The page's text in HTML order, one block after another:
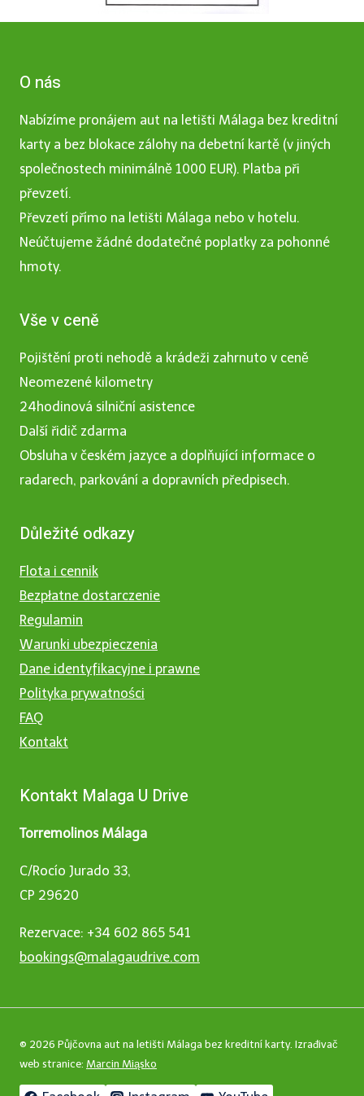
O nás
Nabízíme pronájem aut na letišti Málaga bez kreditní
karty a bez blokace zálohy na debetní kartě (v jiných
společnostech minimálně 1000 EUR). Platba při
převzetí.
Převzetí přímo na letišti Málaga nebo v hotelu.
Neúčtujeme žádné dodatečné poplatky za pohonné
hmoty.
Vše v ceně
Pojištění proti nehodě a krádeži zahrnuto v ceně
Neomezené kilometry
24hodinová silniční asistence
Další řidič zdarma
Obsluha v českém jazyce a doplňující informace o
radarech, parkování a dopravních předpisech.
Důležité odkazy
Flota i cennik
Bezpłatne dostarczenie
Regulamin
Warunki ubezpieczenia
Dane identyfikacyjne i prawne
Polityka prywatności
FAQ
Kontakt
Kontakt Malaga U Drive
Torremolinos Málaga
C/Rocío Jurado 33,
CP 29620
Rezervace: +34 602 865 541
bookings@malagaudrive.com
© 2026 Půjčovna aut na letišti Málaga bez kreditní karty. Izrađivač
web stranice: Marcin Miąsko